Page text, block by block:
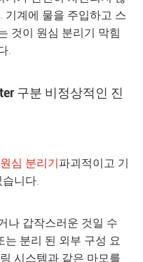
기계에 물을 주입하고 스
것이 원심 분리기 막힘
.
구분 비정상적인 진
심 분리기파괴적이고 기
니다.
나 갑작스러운 것일 수
는 분리 된 외부 구성 요
시스템과 같은 마모를